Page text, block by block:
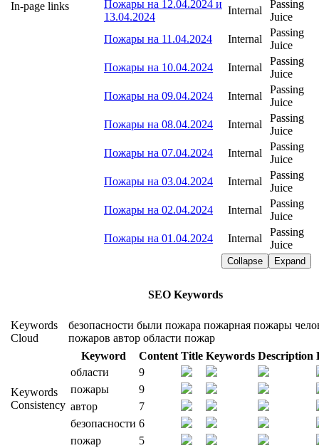
In-page links
Пожары на 12.04.2024 и
13.04.2024
Internal
Passing
Juice
Пожары на 11.04.2024
Internal
Passing
Juice
Пожары на 10.04.2024
Internal
Passing
Juice
Пожары на 09.04.2024
Internal
Passing
Juice
Пожары на 08.04.2024
Internal
Passing
Juice
Пожары на 07.04.2024
Internal
Passing
Juice
Пожары на 03.04.2024
Internal
Passing
Juice
Пожары на 02.04.2024
Internal
Passing
Juice
Пожары на 01.04.2024
Internal
Passing
Juice
Expand
Collapse
SEO Keywords
Keywords
Cloud
безопасности были пожара пожарная пожары
пожаров автор области пожар
Keywords
Consistency
Keyword Content Title Keywords Description
области
9
пожары
9
автор
7
безопасности 6
пожар
5